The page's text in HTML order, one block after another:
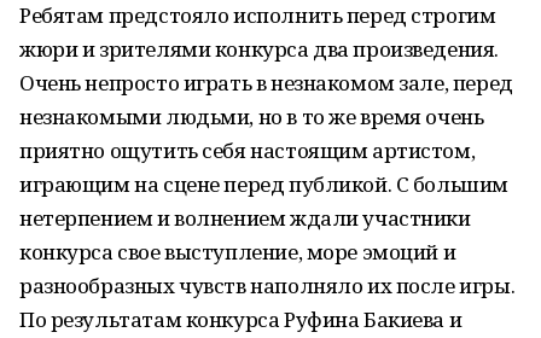
Ребятам предстояло исполнить перед строгим
жюри и зрителями конкурса два произведения.
Очень непросто играть в незнакомом зале, перед
незнакомыми людьми, но в то же время очень
приятно ощутить себя настоящим артистом,
играющим на сцене перед публикой. С большим
нетерпением и волнением ждали участники
конкурса свое выступление, море эмоций и
разнообразных чувств наполняло их после игры.
По результатам конкурса Руфина Бакиева и